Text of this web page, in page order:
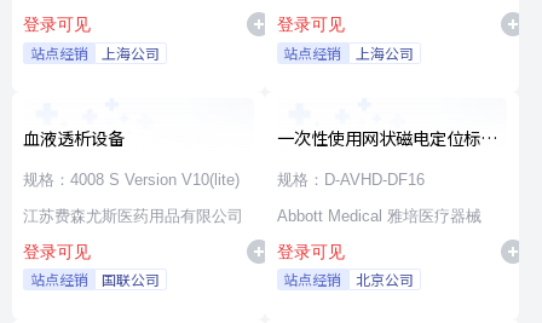
登录可见
站点经销 上海公司
司
登录可见
站点经销 上海公司
血液透析设备
规格：4008 S Version V10(lite)
江苏费森尤斯医药用品有限公司
登录可见
站点经销 国联公司
一次性使用网状磁电定位标测
导管
规格：D-AVHD-DF16
Abbott Medical 雅培医疗器械
登录可见
站点经销 北京公司